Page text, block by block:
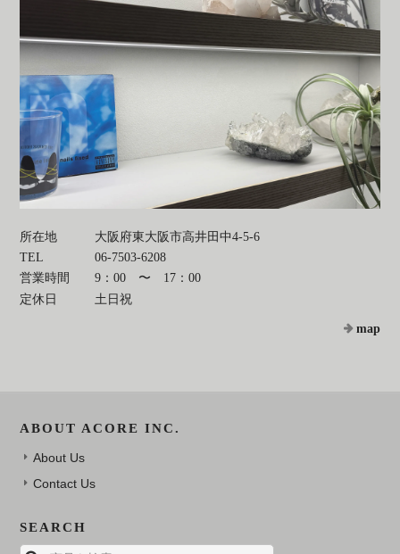
所在地
大阪府東大阪市高井田中4-5-6
TEL
06-7503-6208
営業時間
9：00 〜 17：00
定休日
土日祝
map
ABOUT ACORE INC.
About Us
Contact Us
SEARCH